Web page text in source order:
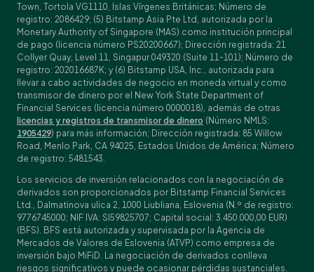
Town, Tortola VG1110, Islas Vírgenes Británicas; Número de
registro: 2086429; (5) Bitstamp Asia Pte Ltd, autorizada por la
Monetary Authority of Singapore (MAS) como institución principal
de pago (licencia número PS20200667); Dirección registrada: 21
Collyer Quay, Level 11, Singapur 049320 (Suite 11-101); Número de
registro: 202016687K; y (6) Bitstamp USA, Inc., autorizada para
llevar a cabo actividades de negocio en moneda virtual y como
transmisor de dinero por el New York State Department of
Financial Services (licencia número 0000018), además de otras
licencias y registros de transmisor de dinero (Número NMLS:
1905429) para más información; Dirección registrada: 85 Willow
Road, Menlo Park, CA 94025, Estados Unidos de América; Número
de registro: 5481543.
Los servicios de inversión relacionados con la negociación de
derivados son proporcionados por Bitstamp Financial Services
Ltd., Dalmatinova ulica 2, 1000 Liubliana, Eslovenia (N.º de registro:
9776745000; NIF IVA: SI59825707; Capital social: 3.450.000,00 EUR)
(BFS). BFS está autorizada y supervisada por la Agencia de
Mercados de Valores de Eslovenia (ATVP) como empresa de
inversión bajo MiFiD. La negociación de derivados conlleva
riesgos significativos y puede ocasionar pérdidas sustanciales.